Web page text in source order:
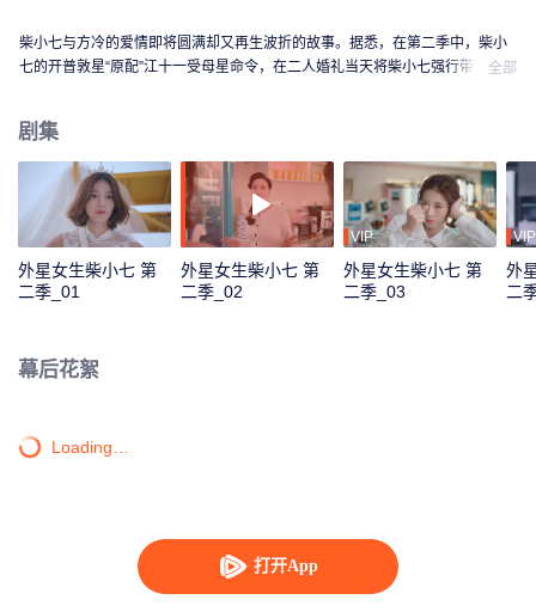
打开App
柴小七与方冷的爱情即将圆满却又再生波折的故事。据悉，在第二季中，柴小
七的开普敦星“原配”江十一受母星命令，在二人婚礼当天将柴小七强行带走，并
全部
剧集
外星女生柴小七 第
二季_01
外星女生柴小七 第
二季_02
VIP
外星女生柴小七 第
二季_03
VIP
外
二
幕后花絮
Loading…